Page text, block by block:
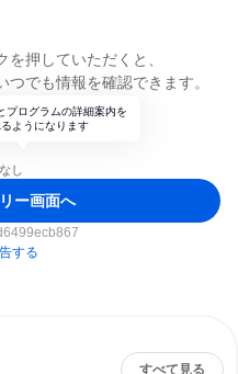
押していただくと、
でも情報を確認できます。
プログラムの詳細案内を
ようになります
し
ー画面へ
する
すべて見る